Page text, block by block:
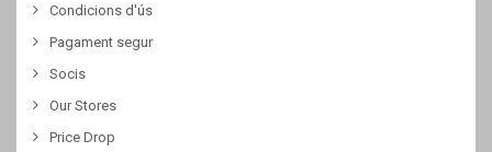
Condicions d'ús
Pagament segur
Socis
Our Stores
Price Drop